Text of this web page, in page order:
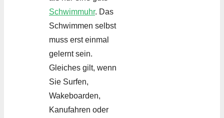
Schwimmuhr. Das
Schwimmen selbst
muss erst einmal
gelernt sein.
Gleiches gilt, wenn
Sie Surfen,
Wakeboarden,
Kanufahren oder